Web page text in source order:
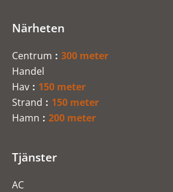
Närheten
Centrum
300 meter
Handel
Hav
150 meter
Strand
150 meter
Hamn
200 meter
Tjänster
AC